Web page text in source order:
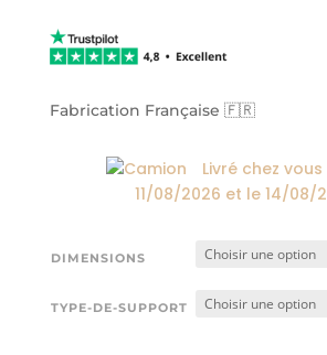
Fabrication Française 🇫🇷
Livré chez
11/08/2026 et le 14/08/
DIMENSIONS
TYPE-DE-SUPPORT